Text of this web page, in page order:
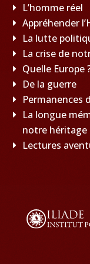
L’homme réel
Appréhender
La lutte
La crise de
Quelle Europe
De la guerre
Permanences
La longue
notre héritage
Lectures